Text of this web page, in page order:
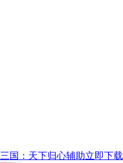
三国：天下归心辅助立即下载